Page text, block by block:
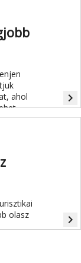
a
ahol
navigate_next
olasz
navigate_next